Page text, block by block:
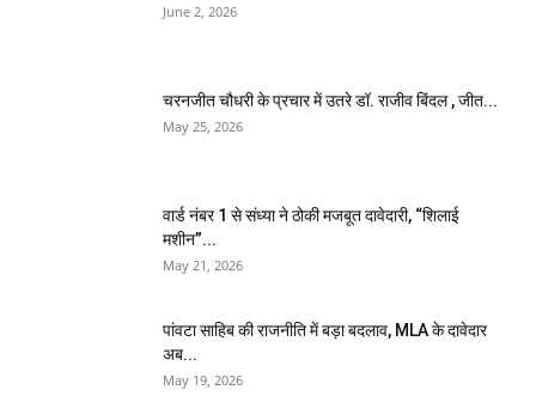
June 2, 2026
चरनजीत चौधरी के प्रचार में उतरे डॉ. राजीव बिंदल , जीत...
May 25, 2026
वार्ड नंबर 1 से संध्या ने ठोकी मजबूत दावेदारी, “शिलाई
मशीन”...
May 21, 2026
पांवटा साहिब की राजनीति में बड़ा बदलाव, MLA के दावेदार
अब...
May 19, 2026